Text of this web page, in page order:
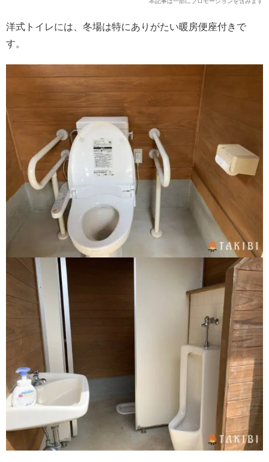
洋式トイレには、冬場は特にありがたい暖房便座付きで
す。